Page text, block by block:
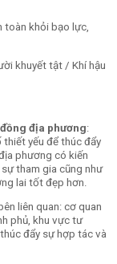
toàn khỏi bạo lực,
khuyết tật / Khí hậu
địa phương:
yếu để thúc đẩy
phương có kiến
tham gia cũng như
lai tốt đẹp hơn.
liên quan: cơ quan
phủ, khu vực tư
đẩy sự hợp tác và